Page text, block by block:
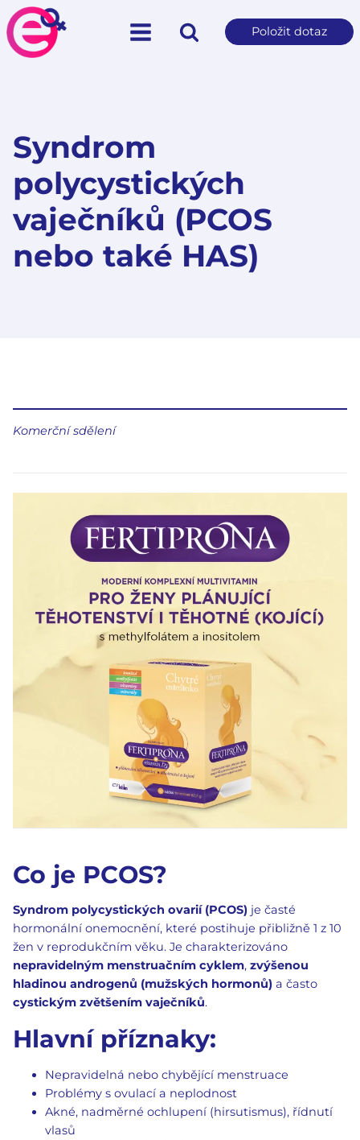
Položit dotaz
Syndrom
polycystických
vaječníků (PCOS
nebo také HAS)
Komerční sdělení
Co je PCOS?
Syndrom polycystických ovarií (PCOS) je časté
hormonální onemocnění, které postihuje přibližně 1 z 10
žen v reprodukčním věku. Je charakterizováno
nepravidelným menstruačním cyklem, zvýšenou
hladinou androgenů (mužských hormonů) a často
cystickým zvětšením vaječníků.
Hlavní příznaky:
Nepravidelná nebo chybějící menstruace
Problémy s ovulací a neplodnost
Akné, nadměrné ochlupení (hirsutismus), řídnutí
vlasů